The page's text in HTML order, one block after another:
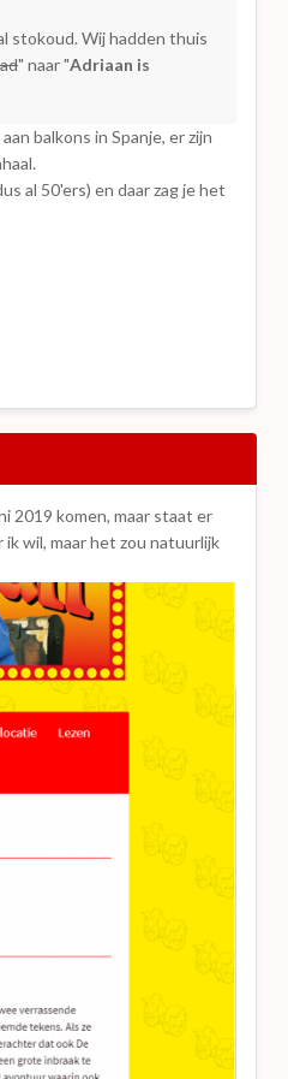
stokoud. Wij hadden thuis
" naar "Adriaan is
balkons in Spanje, er zijn
al 50'ers) en daar zag je het
2019 komen, maar staat er
wil, maar het zou natuurlijk